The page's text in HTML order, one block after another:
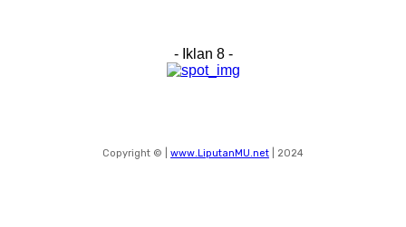
- Iklan 8 -
Copyright © | www.LiputanMU.net | 2024